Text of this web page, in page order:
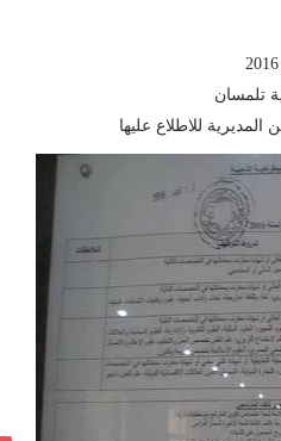
تلمسان
المديرية للاطلاع عليها